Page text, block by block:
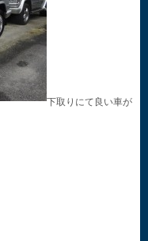
下取りにて良い車が